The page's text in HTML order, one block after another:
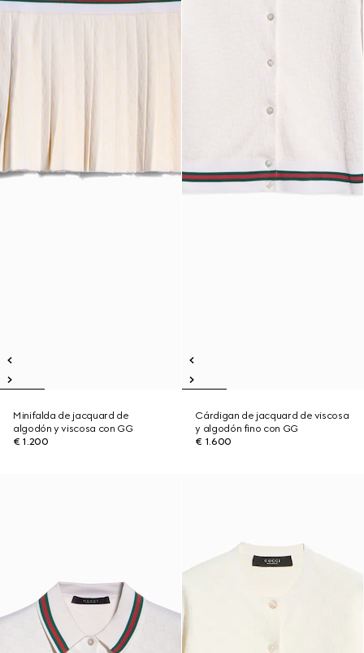
Minifalda de jacquard de
algodón y viscosa con GG
€ 1.200
Cárdigan de jacquard de viscosa
y algodón fino con GG
€ 1.600